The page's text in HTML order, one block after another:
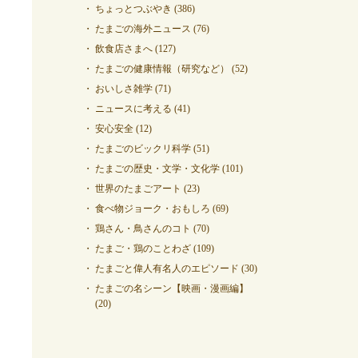
ちょっとつぶやき (386)
たまごの海外ニュース (76)
飲食店さまへ (127)
たまごの健康情報（研究など）
(52)
おいしさ雑学 (71)
ニュースに考える (41)
安心安全 (12)
たまごのビックリ科学 (51)
たまごの歴史・文学・文化学 (101)
世界のたまごアート (23)
食べ物ジョーク・おもしろ (69)
鶏さん・鳥さんのコト (70)
たまご・鶏のことわざ (109)
たまごと偉人有名人のエピソード (30)
たまごの名シーン【映画・漫画編】
(20)